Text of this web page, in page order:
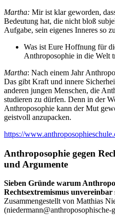
Martha: Mir ist klar geworden,
Bedeutung hat, die nicht bloß
Aufgabe, sein eigenes Inneres so
Was ist Eure Hoffnung für
Anthroposophie in die Welt
Martha: Nach einem Jahr
Das gibt Kraft und innere
anderen jungen Menschen, die
studieren zu dürfen. Denn in der
Anthroposophie kann der Mut
geistvoll anzupacken.
https://
Anthroposophie gegen
und Argumente
Sieben Gründe warum
Rechtsextremismus unvereinbar
Zusammengestellt von Matthias
(niedermann@anthroposophische-